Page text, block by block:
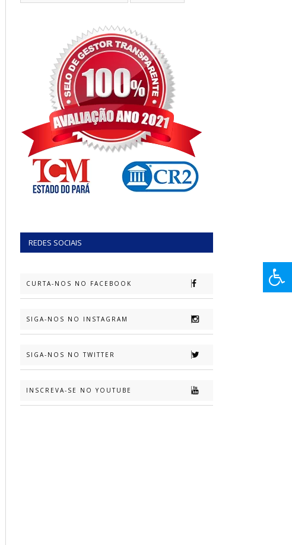
REDES SOCIAIS
CURTA-NOS NO FACEBOOK
SIGA-NOS NO INSTAGRAM
SIGA-NOS NO TWITTER
INSCREVA-SE NO YOUTUBE